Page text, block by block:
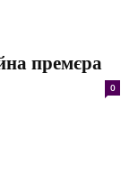
премєра
0